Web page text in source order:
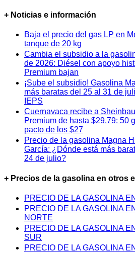
+ Noticias e información
Baja el precio del gas LP en
tanque de 20 kg
Cambia el subsidio a la
de 2026: Diésel con apoyo
Premium bajan
¡Sube el subsidio! Gasolina
más baratas del 25 al 31 de
IEPS
Cuernavaca recibe a
Premium de hasta $29.79: 50
pacto de los $27
Precio de la gasolina Magna
García: ¿Dónde está más
24 de julio?
+ Precios de la gasolina en otros
PRECIO DE LA GASOLINA
PRECIO DE LA GASOLINA
NORTE
PRECIO DE LA GASOLINA
SUR
PRECIO DE LA GASOLINA